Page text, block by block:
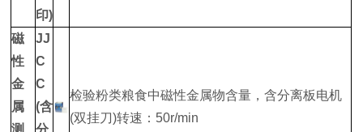
印)
磁
性
金
属
测
JJ
C
C
(含
分
检验粉类粮食中磁性金属物含量，含分离板电机
(双挂刀)转速：50r/min